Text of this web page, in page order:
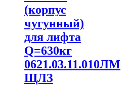
(корпус
чугунный)
для лифта
Q=630кг
0621.03.11.010ЛМ
ЩЛЗ